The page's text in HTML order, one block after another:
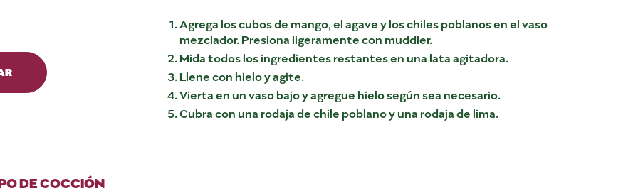
DE COCCIÓN
Agrega los cubos de mango, el agave y los chiles poblanos en el vaso
mezclador. Presiona ligeramente con muddler.
Mida todos los ingredientes restantes en una lata agitadora.
Llene con hielo y agite.
Vierta en un vaso bajo y agregue hielo según sea necesario.
Cubra con una rodaja de chile poblano y una rodaja de lima.